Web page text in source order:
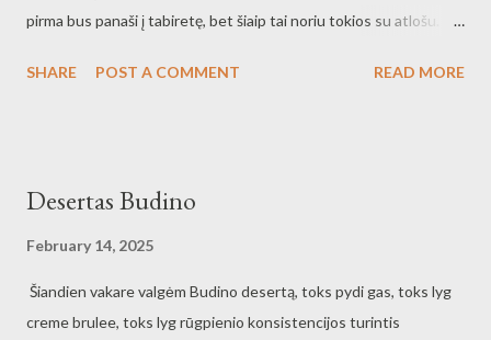
pirma bus panaši į tabiretę, bet šiaip tai noriu tokios su atlošu.
net kokį rastelį tam reikalui panaudoti, o gal kokią kaladę
SHARE POST A COMMENT READ MORE
Desertas Budino
February 14, 2025
Šiandien vakare valgėm Budino desertą, toks pydi gas, toks lyg
creme brulee, toks lyg rūgpienio konsistencijos turintis